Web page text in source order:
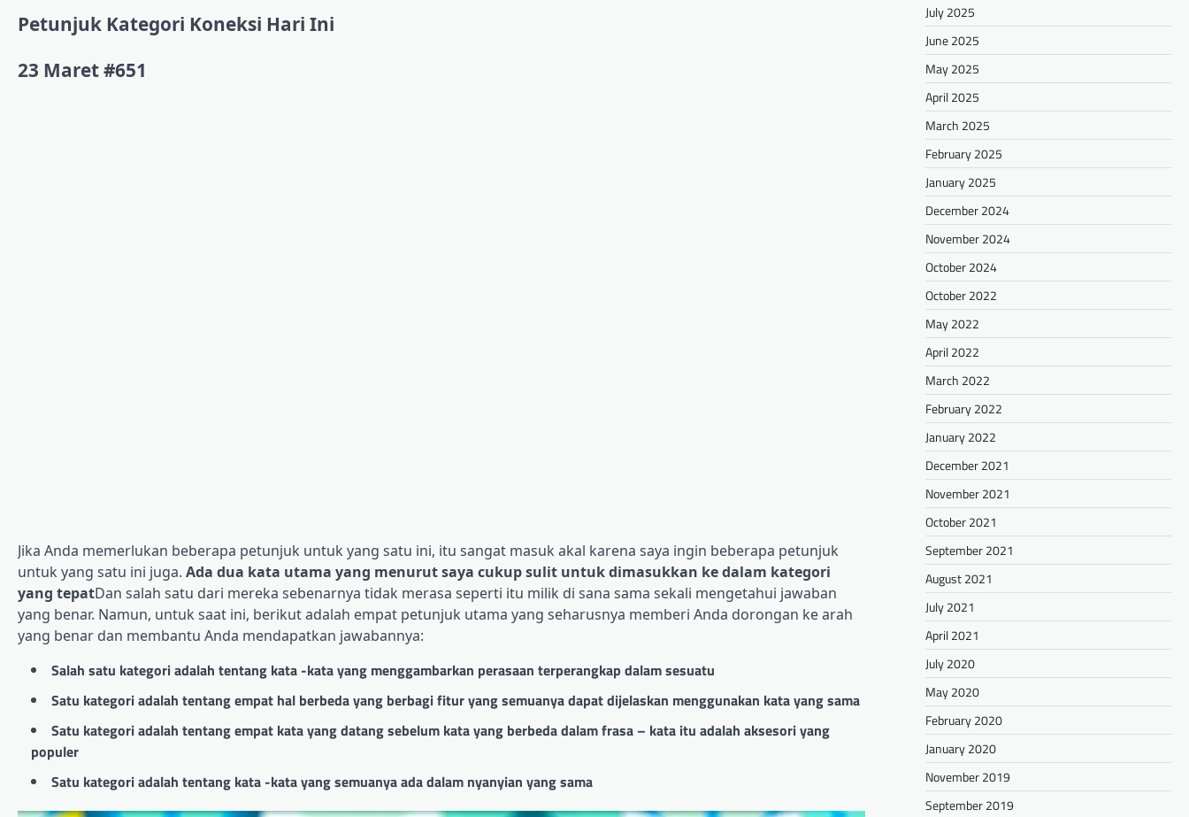
Petunjuk Kategori Koneksi Hari Ini
23 Maret #651
Jika Anda memerlukan beberapa petunjuk untuk yang satu ini, itu sangat masuk akal karena saya ingin beberapa petunjuk
untuk yang satu ini juga. Ada dua kata utama yang menurut saya cukup sulit untuk dimasukkan ke dalam kategori
yang tepatDan salah satu dari mereka sebenarnya tidak merasa seperti itu milik di sana sama sekali mengetahui jawaban
yang benar. Namun, untuk saat ini, berikut adalah empat petunjuk utama yang seharusnya memberi Anda dorongan ke arah
yang benar dan membantu Anda mendapatkan jawabannya:
Salah satu kategori adalah tentang kata -kata yang menggambarkan perasaan terperangkap dalam sesuatu
Satu kategori adalah tentang empat hal berbeda yang berbagi fitur yang semuanya dapat dijelaskan menggunakan kata yang sama
Satu kategori adalah tentang empat kata yang datang sebelum kata yang berbeda dalam frasa – kata itu adalah aksesori yang
populer
Satu kategori adalah tentang kata -kata yang semuanya ada dalam nyanyian yang sama
July 2025
June 2025
May 2025
April 2025
March 2025
February 2025
January 2025
December 2024
November 2024
October 2024
October 2022
May 2022
April 2022
March 2022
February 2022
January 2022
December 2021
November 2021
October 2021
September 2021
August 2021
July 2021
April 2021
July 2020
May 2020
February 2020
January 2020
November 2019
September 2019